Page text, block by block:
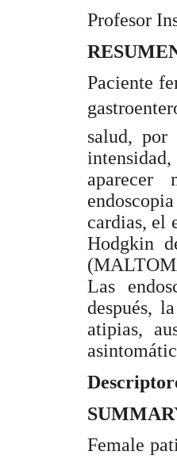
Profesor
Paciente
salud, por
aparecer
cardias, el
Hodgkin
Las
después,
atipias,
Female